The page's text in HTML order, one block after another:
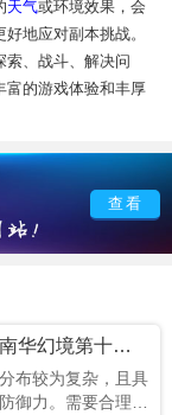
天气或环境效果，会
地应对副本挑战。
索、战斗、解决问
富的游戏体验和丰厚
查看
新三国志曹操传南华幻境第十期天境第10层第2关通关攻略
布较为复杂，且具
御力。需要合理规